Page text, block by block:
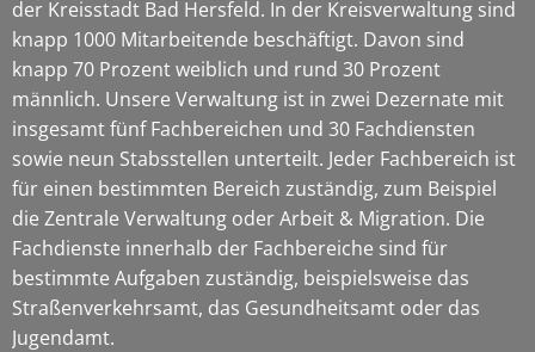
der Kreisstadt Bad Hersfeld. In der Kreisverwaltung sind
knapp 1000 Mitarbeitende beschäftigt. Davon sind
knapp 70 Prozent weiblich und rund 30 Prozent
männlich. Unsere Verwaltung ist in zwei Dezernate mit
insgesamt fünf Fachbereichen und 30 Fachdiensten
sowie neun Stabsstellen unterteilt. Jeder Fachbereich ist
für einen bestimmten Bereich zuständig, zum Beispiel
die Zentrale Verwaltung oder Arbeit & Migration. Die
Fachdienste innerhalb der Fachbereiche sind für
bestimmte Aufgaben zuständig, beispielsweise das
Straßenverkehrsamt, das Gesundheitsamt oder das
Jugendamt.